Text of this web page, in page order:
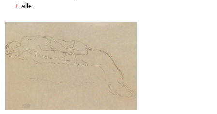
Auktion 610 - Lot 426000366
ERNST HAECKEL
Kunst-Formen der Natur. 10 Hefte und Supplement in 1 Band , 1904
Schätzpreis:
+ alle